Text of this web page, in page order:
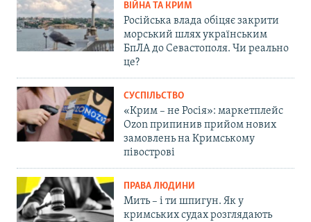
ВІЙНА ТА КРИМ
Російська влада обіцяє закрити
морський шлях українським
БпЛА до Севастополя. Чи реально
це?
СУСПІЛЬСТВО
«Крим – не Росія»: маркетплейс
Ozon припинив прийом нових
замовлень на Кримському
півострові
ПРАВА ЛЮДИНИ
Мить – і ти шпигун. Як у
кримських судах розглядають